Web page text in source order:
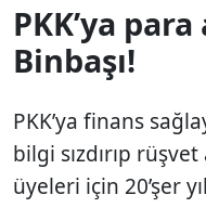
PKK’ya
Binbaşı!
PKK’ya finans
bilgi sızdırıp
üyeleri için 20’şer